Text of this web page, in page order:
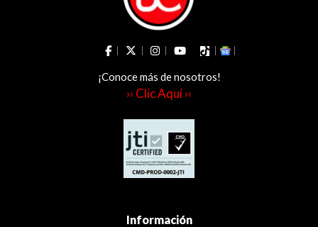
¡Conoce más de nosotros!
›› Clic Aquí ‹‹
Información